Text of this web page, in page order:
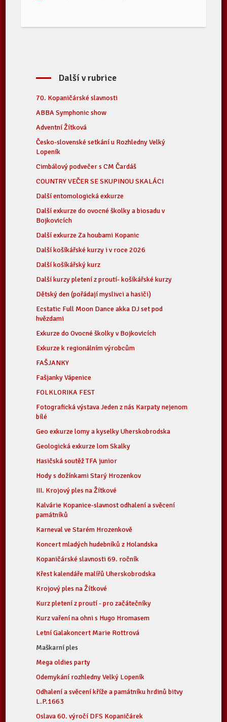
Další v rubrice
70. Kopaničárské slavnosti
ABBA Symphonic show
Adventní Žítková
Česko-slovenské setkání u Rozhledny Velký
Lopeník
Cimbálový podvečer s CM Čardáš
COUNTRY VEČER SE SKUPINOU SKALÁCI
Další entomologická exkurze
Další exkurze do ovocné školky a biosadu v
Bojkovicích
Další exkurze Za houbami Kopanic
Další košíkářské kurzy i v roce 2026
Další košíkářský kurz
Další kurzy pletení z proutí- košíkářské kurzy
Dětský den (pořádají myslivci a hasiči)
Ecstatic Full Moon Dance akka DJ set pod
hvězdami
Exkurze do Ovocné školky v Bojkovicích
Exkurze k regionálním výrobcům
FAŠJANKY
Fašjanky Vápenice
FOLKLORIKA FEST
Fotografická výstava Jeden z nás Karpaty nejenom
bílé
Geo exkurze lomy a kyselky Uherskobrodska
Geologická exkurze lom Skalky
Hasičská soutěž TFA junior
Hody s dožínkami Starý Hrozenkov
III. Krojový ples na Žítkové
Kalvárie Kopanice-slavnost odhalení a svěcení
památníků
Karneval ve Starém Hrozenkově
Koncert mladých hudebníků z Holandska
Kopaničárské slavnosti 69. ročník
Křest kalendáře malířů Uherskobrodska
Krojový ples na Žítkové
Kurz pletení z proutí - pro začátečníky
Kurz vaření na ohni s Hugo Hromasem
Letní Galakoncert Marie Rottrová
Maškarní ples
Mega oldies party
Odemykání rozhledny Velký Lopeník
Odhalení a svěcení kříže a památníku hrdinů bitvy
L.P.1663
Oslava 60. výročí DFS Kopaničárek